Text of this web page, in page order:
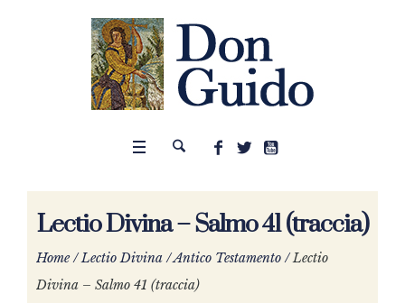
Lectio Divina – Salmo 41 (traccia)
Home /Lectio Divina /Antico Testamento /Lectio
Divina – Salmo 41 (traccia)